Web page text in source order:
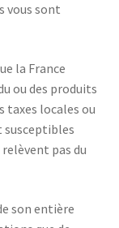
vous sont
la France
ou des produits
taxes locales ou
susceptibles
pas du
son entière